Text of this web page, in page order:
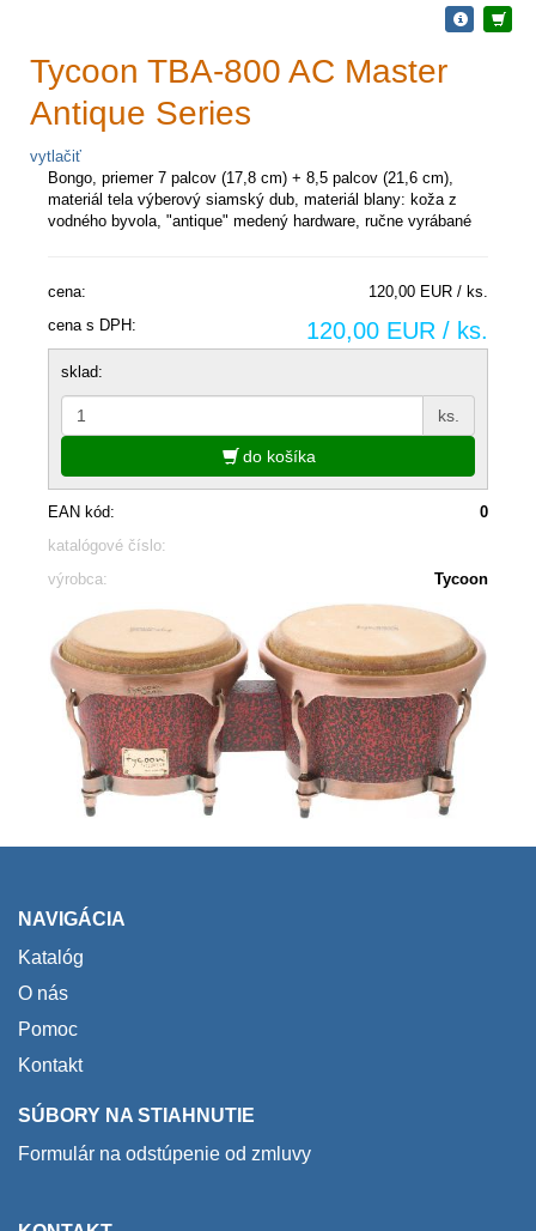
Tycoon TBA-800 AC Master
Antique Series
vytlačiť
Bongo, priemer 7 palcov (17,8 cm) + 8,5 palcov (21,6 cm),
materiál tela výberový siamský dub, materiál blany: koža z
vodného byvola, "antique" medený hardware, ručne vyrábané
cena:
120,00 EUR / ks.
cena s DPH:
120,00 EUR / ks.
sklad:
ks.
do košíka
EAN kód:
0
katalógové číslo:
výrobca:
Tycoon
NAVIGÁCIA
Katalóg
O nás
Pomoc
Kontakt
SÚBORY NA STIAHNUTIE
Formulár na odstúpenie od zmluvy